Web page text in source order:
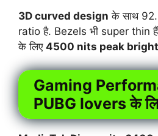
3D curved design के साथ
ratio है. Bezels भी super thin
के लिए 4500 nits peak
Gaming
PUBG lovers के